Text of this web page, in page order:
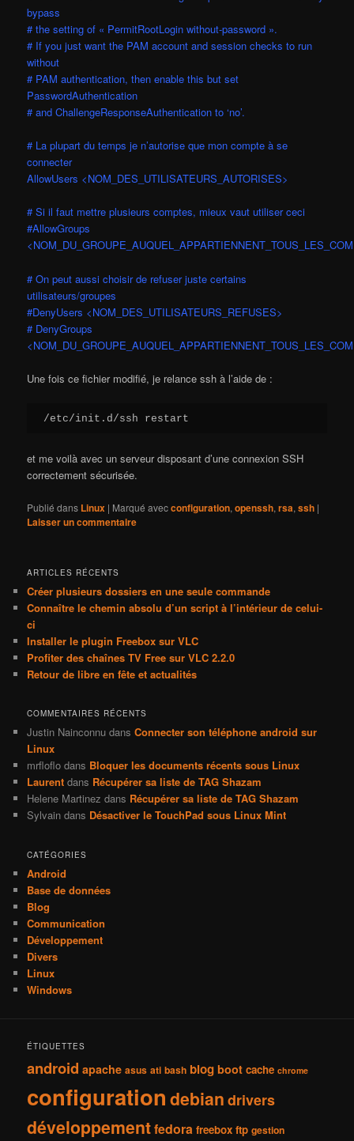
bypass
# the setting of « PermitRootLogin without-password ».
# If you just want the PAM account and session checks to run
without
# PAM authentication, then enable this but set
PasswordAuthentication
# and ChallengeResponseAuthentication to ‘no’.
# La plupart du temps je n’autorise que mon compte à se
connecter
AllowUsers <NOM_DES_UTILISATEURS_AUTORISES>
# Si il faut mettre plusieurs comptes, mieux vaut utiliser ceci
#AllowGroups
# On peut aussi choisir de refuser juste certains
utilisateurs/groupes
#DenyUsers <NOM_DES_UTILISATEURS_REFUSES>
# DenyGroups
Une fois ce fichier modifié, je relance ssh à l’aide de :
/etc/init.d/ssh restart
et me voilà avec un serveur disposant d’une connexion SSH
correctement sécurisée.
Publié dans Linux | Marqué avecconfiguration,openssh,rsa,ssh |
Laisser un commentaire
ARTICLES RÉCENTS
Créer plusieurs dossiers en une seule commande
Connaître le chemin absolu d’un script à l’intérieur de celui-
ci
Installer le plugin Freebox sur VLC
Profiter des chaînes TV Free sur VLC 2.2.0
Retour de libre en fête et actualités
COMMENTAIRES RÉCENTS
Justin Nainconnu dansConnecter son téléphone android sur
Linux
mrfloflo dans Bloquer les documents récents sous Linux
Laurent dans Récupérer sa liste de TAG Shazam
Helene Martinez dans Récupérer sa liste de TAG Shazam
Sylvain dans Désactiver le TouchPad sous Linux Mint
CATÉGORIES
Android
Base de données
Blog
Communication
Développement
Divers
Linux
Windows
ÉTIQUETTES
android apache asus ati bash blog boot cache chrome
configurationdebiandrivers
développementfedora freebox ftp gestion